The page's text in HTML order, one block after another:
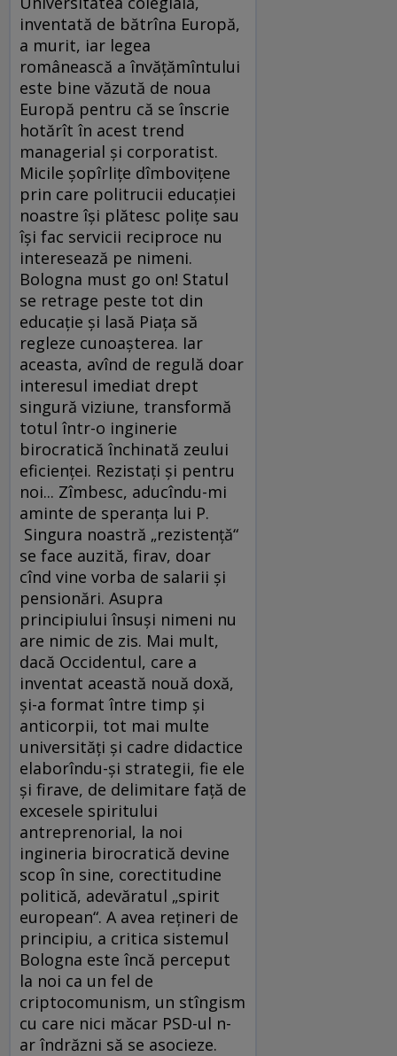
inventată de bătrîna Europă,
a murit, iar legea
românească a învăţămîntului
este bine văzută de noua
Europă pentru că se înscrie
hotărît în acest trend
managerial şi corporatist.
Micile şopîrliţe dîmboviţene
prin care politrucii educaţiei
noastre îşi plătesc poliţe sau
îşi fac servicii reciproce nu
interesează pe nimeni.
Bologna must go on! Statul
se retrage peste tot din
educaţie şi lasă Piaţa să
regleze cunoaşterea. Iar
aceasta, avînd de regulă doar
interesul imediat drept
singură viziune, transformă
totul într-o inginerie
birocratică închinată zeului
eficienţei. Rezistaţi şi pentru
noi... Zîmbesc, aducîndu-mi
aminte de speranţa lui P.
Singura noastră „rezistenţă“
se face auzită, firav, doar
cînd vine vorba de salarii şi
pensionări. Asupra
principiului însuşi nimeni nu
are nimic de zis. Mai mult,
dacă Occidentul, care a
inventat această nouă doxă,
şi-a format între timp şi
anticorpii, tot mai multe
universităţi şi cadre didactice
elaborîndu-şi strategii, fie ele
şi firave, de delimitare faţă de
excesele spiritului
antreprenorial, la noi
ingineria birocratică devine
scop în sine, corectitudine
politică, adevăratul „spirit
european“. A avea reţineri de
principiu, a critica sistemul
Bologna este încă perceput
la noi ca un fel de
criptocomunism, un stîngism
cu care nici măcar PSD-ul n-
ar îndrăzni să se asocieze.